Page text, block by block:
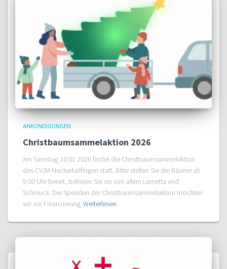
ANKÜNDIGUNGEN
Christbaumsammelaktion 2026
Am Samstag 10.01.2026 findet die Christbaumsammelaktion
des CVJM Neckartailfingen statt. Bitte stellen Sie die Bäume ab
9:00 Uhr bereit, befreien Sie sie von allem Lametta und
Schmuck. Die Spenden der Christbaumsammelaktion möchten
wir zur Finanzierung Weiterlesen